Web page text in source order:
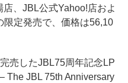
、JBL公式Yahoo!店およ
限定発売で、価格は56,10
売したJBL75周年記念LP
The JBL 75th Anniversary